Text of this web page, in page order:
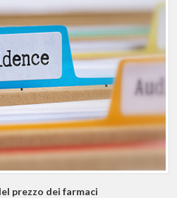
prezzo dei farmaci